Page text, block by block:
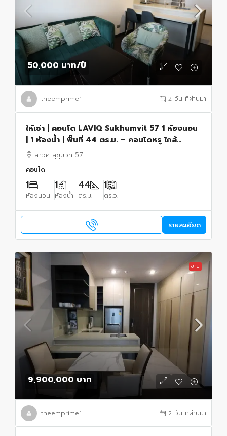
50,000 บาท/ปี
theemprime1 2 วัน ที่ผ่านมา
ให้เช่า | คอนโด LAVIQ Sukhumvit 57 1 ห้องนอน
| 1 ห้องน้ำ | พื้นที่ 44 ตร.ม. – คอนโดหรู ใกล้
รถไฟฟ้า BTS ทองหล่อ
ลาวีค สุขุมวิท 57
คอนโด
1
ห้องนอน
1
ห้องน้ำ
44
ตร.ม.
1
ตร.ว.
รายละเอียด
ขาย
9,900,000 บาท
theemprime1 2 วัน ที่ผ่านมา